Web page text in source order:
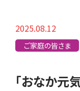
2025.08.12
ご家庭の皆さま
「おなか元